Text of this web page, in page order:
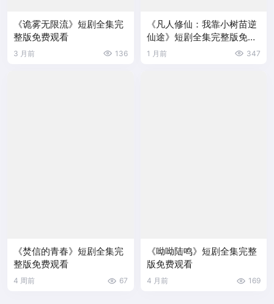
《诡雾无限流》短剧全集完
整版免费观看
3 月前 136
《凡人修仙：我靠小树苗逆
仙途》短剧全集完整版免费
观看
1 月前 347
《焚信的青春》短剧全集完
整版免费观看
4 周前 67
《呦呦陆鸣》短剧全集完整
版免费观看
4 月前 169